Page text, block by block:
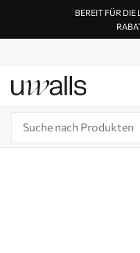
BEREIT FÜR DIE